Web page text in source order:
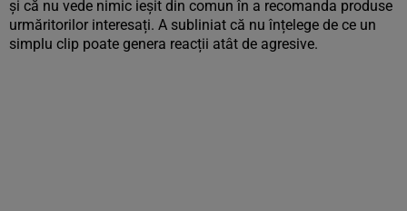
și că nu vede nimic ieșit din comun în a recomanda produse
urmăritorilor interesați. A subliniat că nu înțelege de ce un
simplu clip poate genera reacții atât de agresive.